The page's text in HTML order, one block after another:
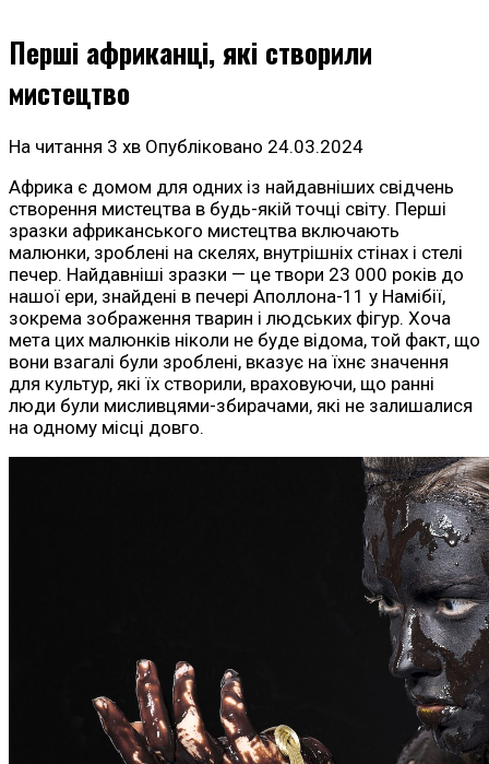
Перші африканці, які створили
мистецтво
На читання 3 хв Опубліковано 24.03.2024
Африка є домом для одних із найдавніших свідчень
створення мистецтва в будь-якій точці світу. Перші
зразки африканського мистецтва включають
малюнки, зроблені на скелях, внутрішніх стінах і стелі
печер. Найдавніші зразки — це твори 23 000 років до
нашої ери, знайдені в печері Аполлона-11 у Намібії,
зокрема зображення тварин і людських фігур. Хоча
мета цих малюнків ніколи не буде відома, той факт, що
вони взагалі були зроблені, вказує на їхнє значення
для культур, які їх створили, враховуючи, що ранні
люди були мисливцями-збирачами, які не залишалися
на одному місці довго.